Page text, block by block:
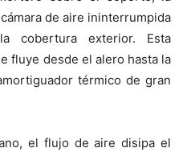
de aire ininterrumpida
cobertura exterior. Esta
fluye desde el alero hasta la
térmico de gran
el flujo de aire disipa el